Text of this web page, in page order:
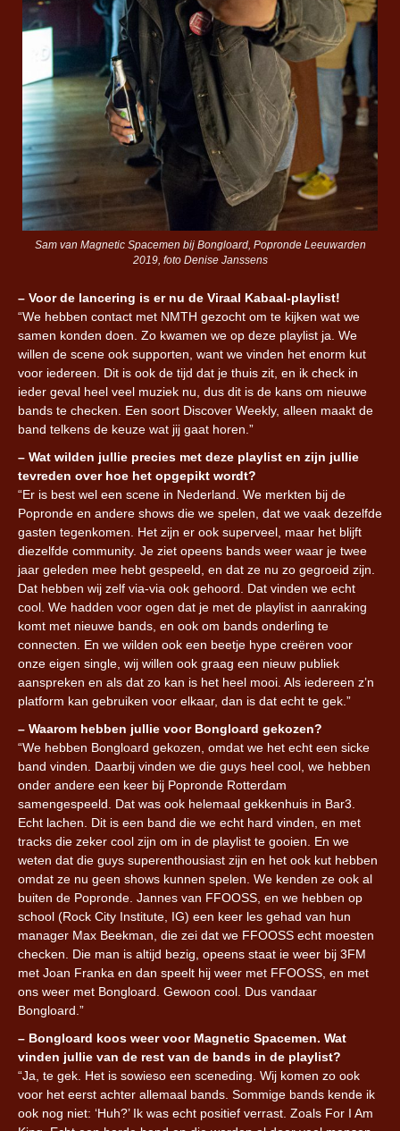
Sam van Magnetic Spacemen bij Bongloard, Popronde Leeuwarden
2019, foto Denise Janssens
– Voor de lancering is er nu de Viraal Kabaal-playlist!
“We hebben contact met NMTH gezocht om te kijken wat we
samen konden doen. Zo kwamen we op deze playlist ja. We
willen de scene ook supporten, want we vinden het enorm kut
voor iedereen. Dit is ook de tijd dat je thuis zit, en ik check in
ieder geval heel veel muziek nu, dus dit is de kans om nieuwe
bands te checken. Een soort Discover Weekly, alleen maakt de
band telkens de keuze wat jij gaat horen.”
– Wat wilden jullie precies met deze playlist en zijn jullie
tevreden over hoe het opgepikt wordt?
“Er is best wel een scene in Nederland. We merkten bij de
Popronde en andere shows die we spelen, dat we vaak dezelfde
gasten tegenkomen. Het zijn er ook superveel, maar het blijft
diezelfde community. Je ziet opeens bands weer waar je twee
jaar geleden mee hebt gespeeld, en dat ze nu zo gegroeid zijn.
Dat hebben wij zelf via-via ook gehoord. Dat vinden we echt
cool. We hadden voor ogen dat je met de playlist in aanraking
komt met nieuwe bands, en ook om bands onderling te
connecten. En we wilden ook een beetje hype creëren voor
onze eigen single, wij willen ook graag een nieuw publiek
aanspreken en als dat zo kan is het heel mooi. Als iedereen z’n
platform kan gebruiken voor elkaar, dan is dat echt te gek.”
– Waarom hebben jullie voor Bongloard gekozen?
“We hebben Bongloard gekozen, omdat we het echt een sicke
band vinden. Daarbij vinden we die guys heel cool, we hebben
onder andere een keer bij Popronde Rotterdam
samengespeeld. Dat was ook helemaal gekkenhuis in Bar3.
Echt lachen. Dit is een band die we echt hard vinden, en met
tracks die zeker cool zijn om in de playlist te gooien. En we
weten dat die guys superenthousiast zijn en het ook kut hebben
omdat ze nu geen shows kunnen spelen. We kenden ze ook al
buiten de Popronde. Jannes van FFOOSS, en we hebben op
school (Rock City Institute, IG) een keer les gehad van hun
manager Max Beekman, die zei dat we FFOOSS echt moesten
checken. Die man is altijd bezig, opeens staat ie weer bij 3FM
met Joan Franka en dan speelt hij weer met FFOOSS, en met
ons weer met Bongloard. Gewoon cool. Dus vandaar
Bongloard.”
– Bongloard koos weer voor Magnetic Spacemen. Wat
vinden jullie van de rest van de bands in de playlist?
“Ja, te gek. Het is sowieso een sceneding. Wij komen zo ook
voor het eerst achter allemaal bands. Sommige bands kende ik
ook nog niet: ‘Huh?’ Ik was echt positief verrast. Zoals For I Am